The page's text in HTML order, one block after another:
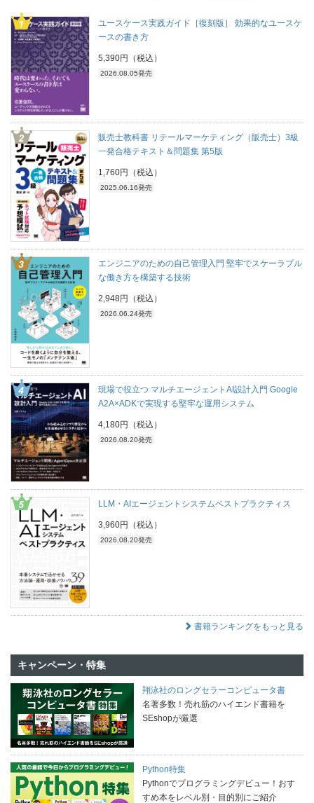
ユースケース実践ガイド［復刻版］ 効果的なユースケ
ースの書き方
5,390円（税込）
2026.08.05発売
販売士教科書 リテールマーケティング（販売士）3級
一発合格テキスト＆問題集 第5版
1,760円（税込）
2025.06.16発売
エンジニアのための自己管理入門 堅牢でスケーラブル
な働き方を構築する技術
2,948円（税込）
2026.06.24発売
現場で役立つ マルチエージェントAI設計入門 Google
A2A×ADKで実現する堅牢な運用システム
4,180円（税込）
2026.08.20発売
LLM・AIエージェントシステムベストプラクティス
3,960円（税込）
2026.08.20発売
書籍ランキングをもっと見る
キャンペーン・特集
翔泳社のロングセラーコンピュータ書
名著多数！売れ筋のハイエンド書籍を
SEshopが厳選
Python特集
Pythonでプログラミングデビュー！おす
すめ本をレベル別・目的別にご紹介